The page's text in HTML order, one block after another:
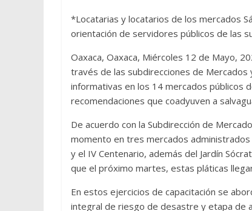
*Locatarias y locatarios de los mercados
orientación de servidores públicos de las
Oaxaca, Oaxaca, Miércoles 12 de Mayo,
través de las subdirecciones de Mercados
informativas en los 14 mercados públicos
recomendaciones que coadyuven a
De acuerdo con la Subdirección de
momento en tres mercados administrados
y el IV Centenario, además del Jardín
que el próximo martes, estas pláticas
En estos ejercicios de capacitación se
integral de riesgo de desastre y etapa de